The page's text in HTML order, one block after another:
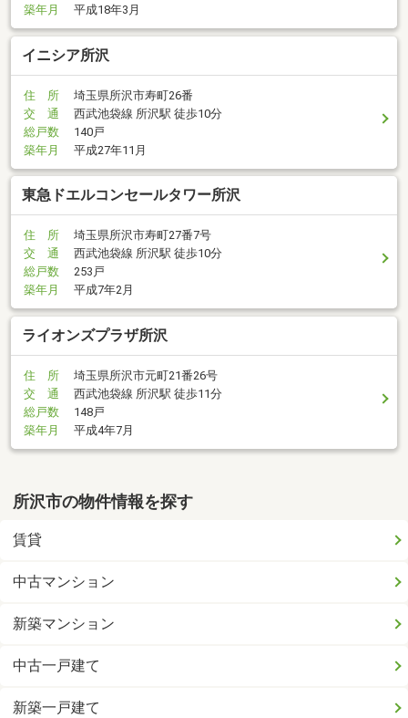
築年月
平成18年3月
イニシア所沢
住 所
埼玉県所沢市寿町26番
交 通
西武池袋線 所沢駅 徒歩10分
総戸数
140戸
築年月
平成27年11月
東急ドエルコンセールタワー所沢
住 所
埼玉県所沢市寿町27番7号
交 通
西武池袋線 所沢駅 徒歩10分
総戸数
253戸
築年月
平成7年2月
ライオンズプラザ所沢
住 所
埼玉県所沢市元町21番26号
交 通
西武池袋線 所沢駅 徒歩11分
総戸数
148戸
築年月
平成4年7月
所沢市の物件情報を探す
賃貸
中古マンション
新築マンション
中古一戸建て
新築一戸建て